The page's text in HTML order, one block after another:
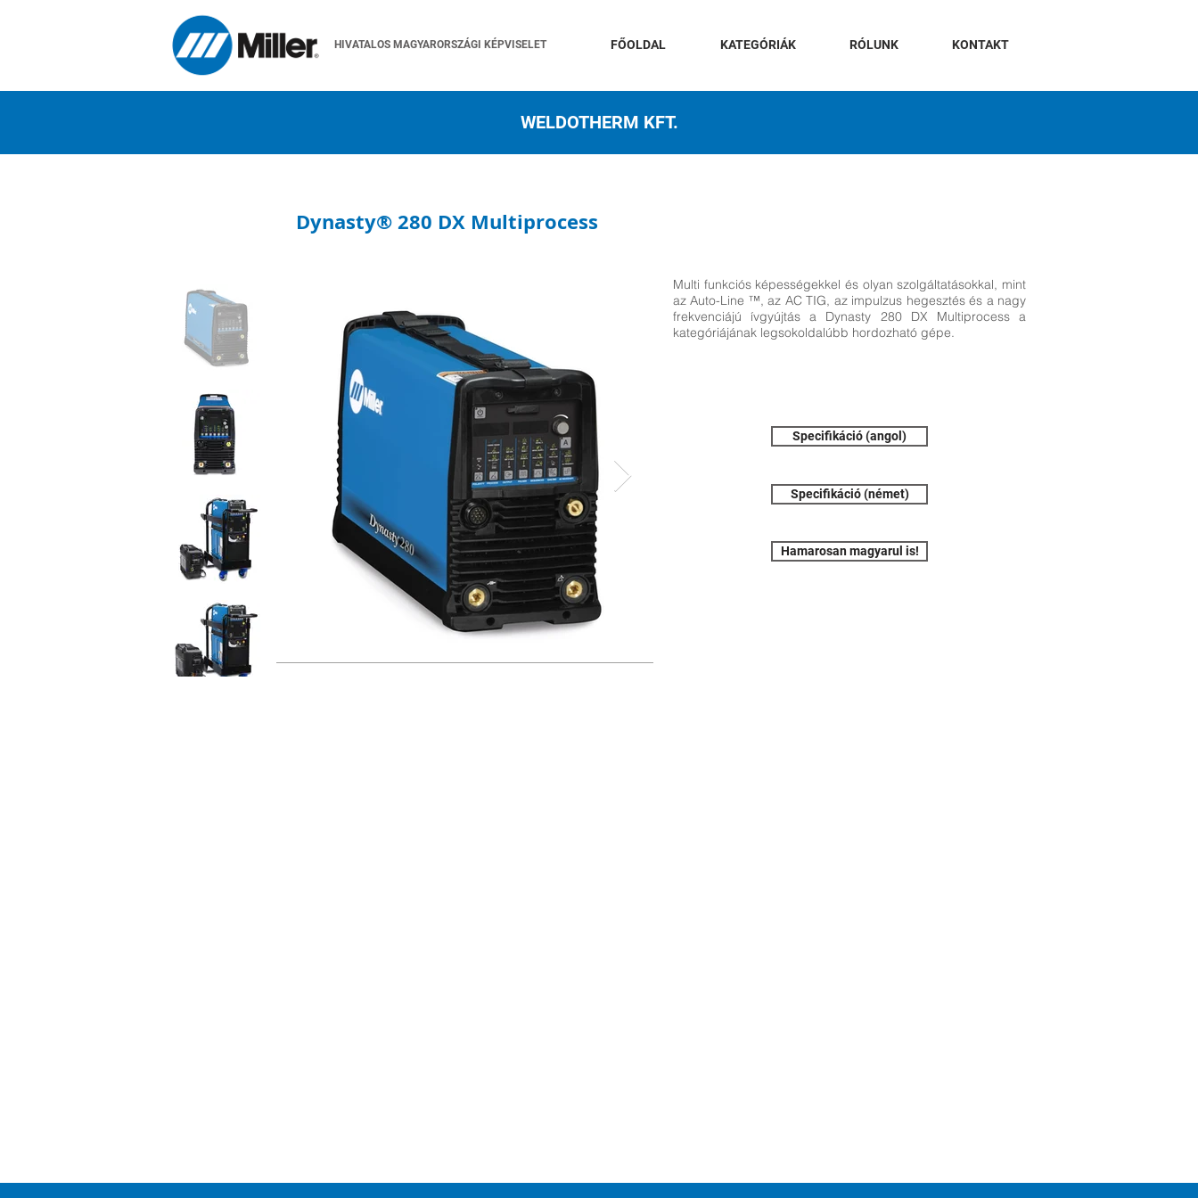
HIVATALOS MAGYARORSZÁGI KÉPVISELET FŐOLDAL KATEGÓRIÁK RÓLUNK KONTAKT
WELDOTHERM KFT.
Dynasty® 280 DX Multiprocess
Multi funkciós képességekkel és olyan szolgáltatásokkal, mint
az Auto-Line ™, az AC TIG, az impulzus hegesztés és a nagy
frekvenciájú ívgyújtás a Dynasty 280 DX Multiprocess a
kategóriájának legsokoldalúbb hordozható gépe.
Specifikáció (angol)
Specifikáció (német)
Hamarosan magyarul is!